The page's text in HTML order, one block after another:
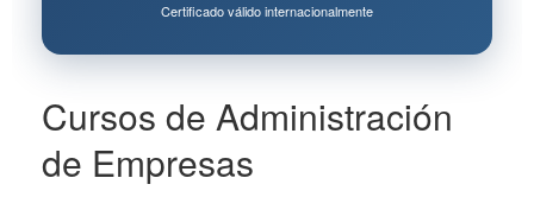
Certificado válido internacionalmente
Cursos de Administración
de Empresas